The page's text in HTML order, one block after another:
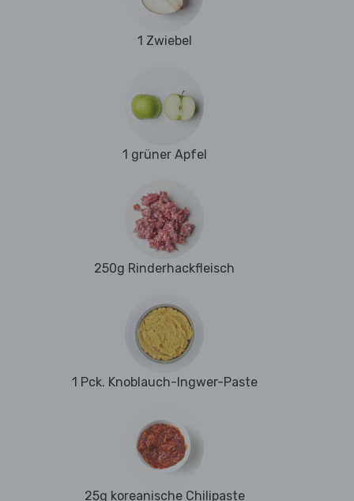
1 Zwiebel
1 grüner Apfel
250g Rinderhackfleisch
1 Pck. Knoblauch-Ingwer-Paste
25g koreanische Chilipaste